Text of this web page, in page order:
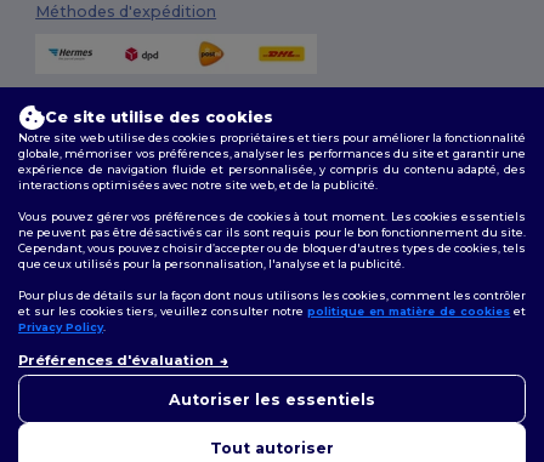
Méthodes d'expédition
Conditions Générales|Politique de personnalisation |Politique de
Confidentialité
Suivez-nous
Bruxelles|Anvers|Mortsel|Malines|Lierre|Turnhout|Geel|
Hoogstraten |Bruges
Ce site utilise des cookies
Notre site web utilise des cookies propriétaires et tiers pour améliorer la fonctionnalité
globale, mémoriser vos préférences, analyser les performances du site et garantir une
expérience de navigation fluide et personnalisée, y compris du contenu adapté, des
interactions optimisées avec notre site web, et de la publicité.
Vous pouvez gérer vos préférences de cookies à tout moment. Les cookies essentiels
ne peuvent pas être désactivés car ils sont requis pour le bon fonctionnement du site.
Cependant, vous pouvez choisir d’accepter ou de bloquer d'autres types de cookies, tels
que ceux utilisés pour la personnalisation, l'analyse et la publicité.
Pour plus de détails sur la façon dont nous utilisons les cookies, comment les contrôler
et sur les cookies tiers, veuillez consulter notre politique en matière de cookies et
Privacy Policy.
Préférences d'évaluation
Autoriser les essentiels
Tout autoriser
pouvez nous contacter à tout
pour vous aider.